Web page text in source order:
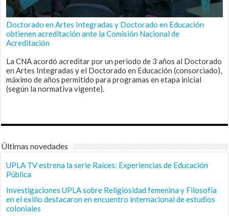
Doctorado en Artes Integradas y Doctorado en Educación
obtienen acreditación ante la Comisión Nacional de
Acreditación
La CNA acordó acreditar por un periodo de 3 años al Doctorado
en Artes Integradas y el Doctorado en Educación (consorciado),
máximo de años permitido para programas en etapa inicial
(según la normativa vigente).
Últimas novedades
UPLA TV estrena la serie Raíces: Experiencias de Educación
Pública
Investigaciones UPLA sobre Religiosidad femenina y Filosofía
en el exilio destacaron en encuentro internacional de estudios
coloniales